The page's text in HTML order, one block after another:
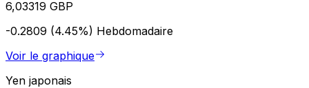
6,03319 GBP
-0.2809 (4.45%) Hebdomadaire
Voir le graphique
Yen japonais